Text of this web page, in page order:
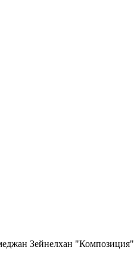
Зейнелхан "Композиция"